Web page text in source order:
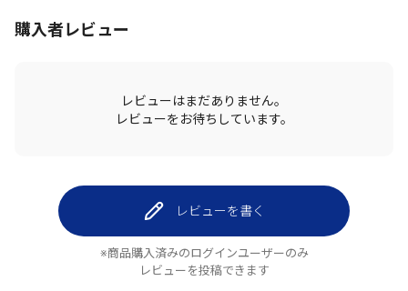
購入者レビュー
レビューはまだありません。
レビューをお待ちしています。
レビューを書く
※商品購入済みのログインユーザーのみ
レビューを投稿できます